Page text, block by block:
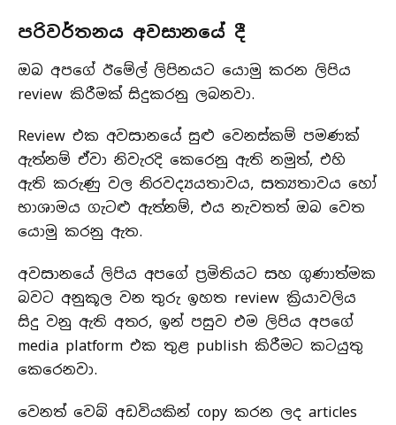
පරිවර්තනය අවසානයේ දී
ඔබ⁣ අපගේ ඊමේල් ලිපිනයට යොමු කරන ලිපිය
review කිරීමක් සිදුකරනු ලබනවා.
Review එක අවසානයේ සුළු වෙනස්කම් පමණක්
ඇත්නම් ඒවා නිවැරදි කෙරෙනු ඇති නමුත්, එහි
ඇති කරුණු වල නිරවද්‍යයතාවය, සත්‍යතාවය හෝ
භාශාමය ගැටළු ඇත්නම්, එය නැවතත් ඔබ වෙත
යොමු කරනු ඇත.
අවසානයේ ලිපිය අපගේ ප්‍රමිතියට සහ ගුණාත්මක
බවට අනුකූල වන තුරු ඉහත review ක්‍රියාවලිය
සිදු වනු ඇති අතර, ඉන් පසුව එම ලිපිය අපගේ
media platform එක තුළ publish කිරීමට කටයුතු
කෙරෙනවා.
වෙනත් වෙබ් අඩවියකින් copy කරන ලද articles